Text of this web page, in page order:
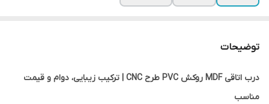
توضیحات
درب اتاقی MDF روکش PVC طرح CNC | ترکیب زیبایی، دوام و قیمت
مناسب